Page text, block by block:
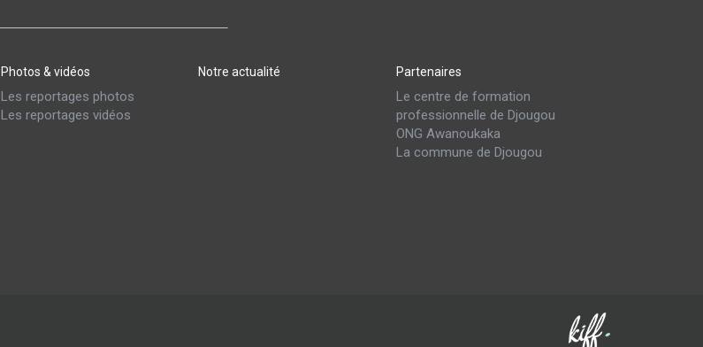
Photos & vidéos
Les reportages photos
Les reportages vidéos
Notre actualité Partenaires
Le centre de formation
professionnelle de Djougou
ONG Awanoukaka
La commune de Djougou